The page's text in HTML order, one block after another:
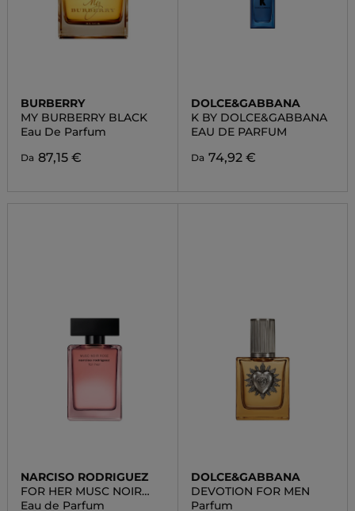
BURBERRY
MY BURBERRY BLACK
Eau De Parfum
Da 87,15 €
DOLCE&GABBANA
K BY DOLCE&GABBANA
EAU DE PARFUM
Da 74,92 €
NARCISO RODRIGUEZ
FOR HER MUSC NOIR
ROSE
Eau de Parfum
DOLCE&GABBANA
DEVOTION FOR MEN
Parfum